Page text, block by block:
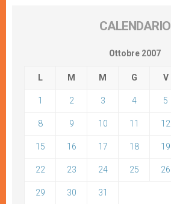
CALENDARIO
Ottobre 2007
L M M G V
1 2 3 4 5
8 9 10 11 12
15 16 17 18 19
22 23 24 25 26
29 30 31